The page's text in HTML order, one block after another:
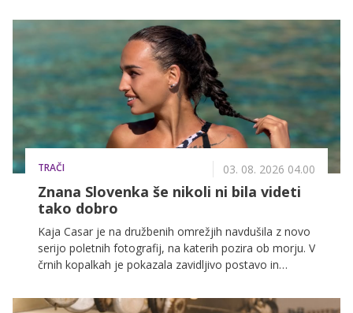
TRAČI 03. 08. 2026 04.00
Znana Slovenka še nikoli ni bila videti
tako dobro
Kaja Casar je na družbenih omrežjih navdušila z novo
serijo poletnih fotografij, na katerih pozira ob morju. V
črnih kopalkah je pokazala zavidljivo postavo in